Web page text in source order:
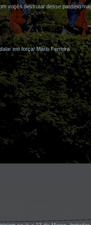
voçês desfrutar desse passeio
em força! Mário Ferreira